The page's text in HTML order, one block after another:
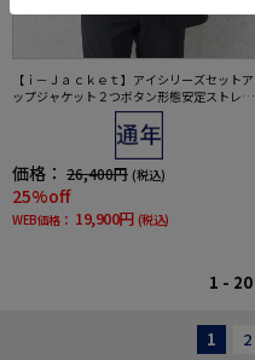
【ｉ－Ｊａｃｋｅｔ】アイシリーズセットア
ップジャケット２つボタン形態安定ストレッ
チ軽量ウォッシャブル通年
価格： 26,400円 (税込)
25%off
WEB価格： 19,900円 (税込)
1 - 20
1 2